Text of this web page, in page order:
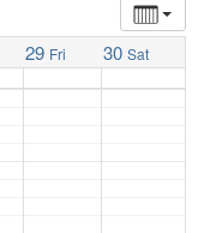
29 Fri 30 Sat